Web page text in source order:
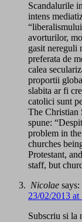
Scandalurile
intens
avorturilor,
gasit nereguli
preferata de
calea
proportii
slabita ar fi
catolici sunt
The Christian
spune:
problem in
churches
Protestant,
staff, but
Nicolae says:
23/02/2013 at
Subscriu si la